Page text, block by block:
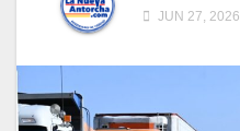
JUN 27, 2026